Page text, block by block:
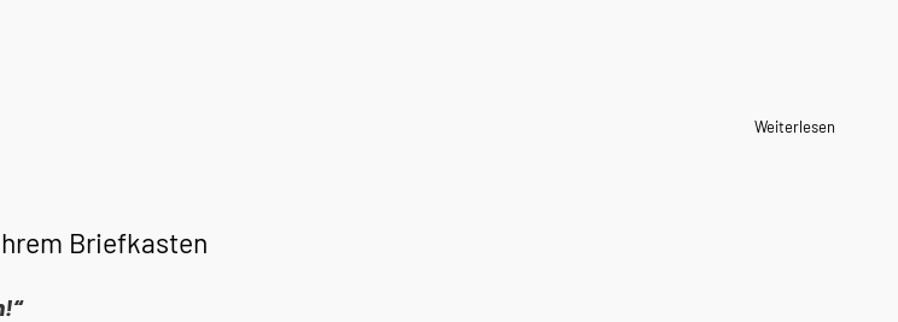
Weiterlesen
Briefkasten